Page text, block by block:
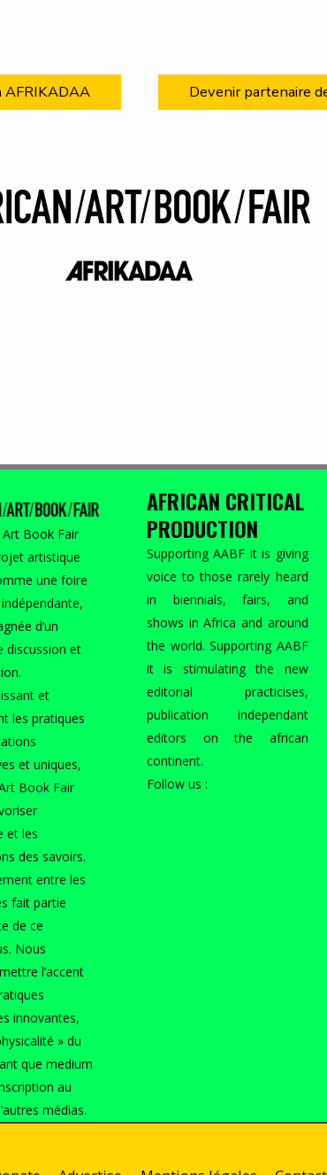
AFRIKADAA Devenir partenaire
Art Book Fair
artistique
une foire
indépendante,
d’un
discussion et
et
les pratiques
et uniques,
Book Fair
et les
des savoirs.
entre les
fait partie
de ce
Nous
l’accent
innovantes,
» du
que medium
au
médias.
AFRICAN CRITICAL
PRODUCTION
Supporting AABF it is giving
voice to those rarely heard
in biennials, fairs, and
shows in Africa and around
the world. Supporting AABF
it is stimulating the new
editorial practicises,
publication independant
editors on the african
continent.
Follow us :